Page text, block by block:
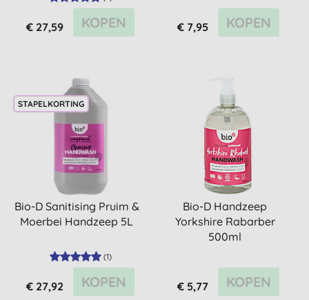
€ 27,59 KOPEN € 7,95 KOPEN
STAPELKORTING
Bio-D Sanitising Pruim &
Moerbei Handzeep 5L
(1)
€ 27,92 KOPEN
Bio-D Handzeep
Yorkshire Rabarber
500ml
€ 5,77 KOPEN